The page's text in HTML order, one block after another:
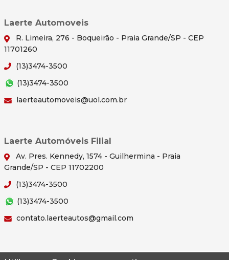
Laerte Automoveis
R. Limeira, 276 - Boqueirão - Praia Grande/SP - CEP
11701260
(13)3474-3500
(13)3474-3500
laerteautomoveis@uol.com.br
Laerte Automóveis Filial
Av. Pres. Kennedy, 1574 - Guilhermina - Praia
Grande/SP - CEP 11702200
(13)3474-3500
(13)3474-3500
contato.laerteautos@gmail.com